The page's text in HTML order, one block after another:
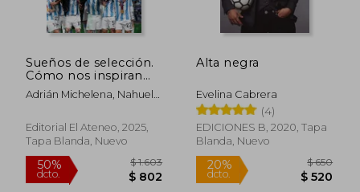
dcto. $ 1.305
45%
$
Sueños de selección.
Cómo nos inspiran
los campeones del
mundo
Adrián Michelena, Nahuel
Editorial El Ateneo, 2025,
Tapa Blanda, Nuevo
Alta negra
Evelina Cabrera
(4)
EDICIONES B, 2020, Tapa
Blanda, Nuevo